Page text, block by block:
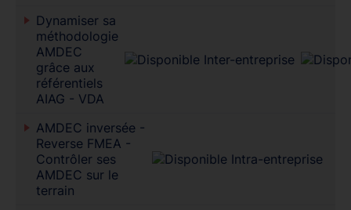
Dynamiser sa
méthodologie
AMDEC
grâce aux
référentiels
AIAG - VDA
AMDEC inversée -
Reverse FMEA -
Contrôler ses
AMDEC sur le
terrain